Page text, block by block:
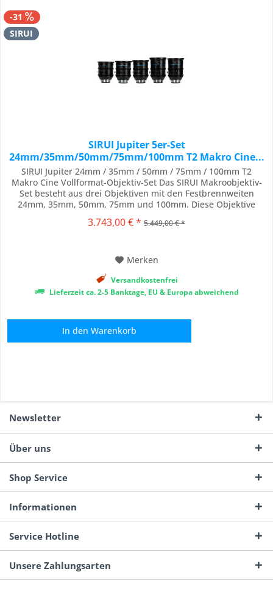
-31
SIRUI
SIRUI Jupiter 5er-Set
24mm/35mm/50mm/75mm/100mm T2 Makro Cine...
SIRUI Jupiter 24mm / 35mm / 50mm / 75mm / 100mm T2
Makro Cine Vollformat-Objektiv-Set Das SIRUI Makroobjektiv-
Set besteht aus drei Objektiven mit den Festbrennweiten
24mm, 35mm, 50mm, 75mm und 100mm. Diese Objektive
Schärfe und minimaler optischer Aberration ab und können
3.743,00 € * 5.449,00 € *
Merken
Versandkostenfrei
Lieferzeit ca. 2-5 Banktage, EU & Europa abweichend
In den Warenkorb
Newsletter
Über uns
Shop Service
Informationen
Service Hotline
Unsere Zahlungsarten